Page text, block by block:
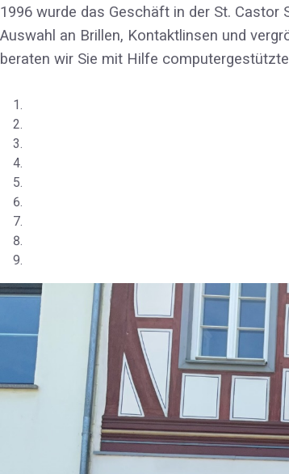
1996 wurde das Geschäft in der St.
Auswahl an Brillen, Kontaktlinsen und
beraten wir Sie mit Hilfe